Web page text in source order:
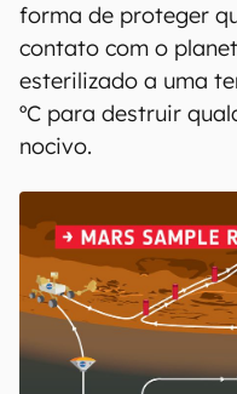
forma de proteger
contato com o
esterilizado a uma
ºC para destruir
nocivo.